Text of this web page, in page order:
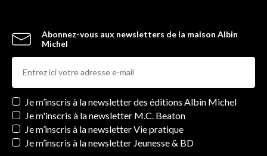
Abonnez-vous aux newsletters de la maison Albin
Michel
Newsletters
Je m’inscris à la newsletter des éditions Albin Michel
Je m'inscris à la newsletter M.C. Beaton
Je m’inscris à la newsletter Vie pratique
Je m’inscris à la newsletter Jeunesse & BD